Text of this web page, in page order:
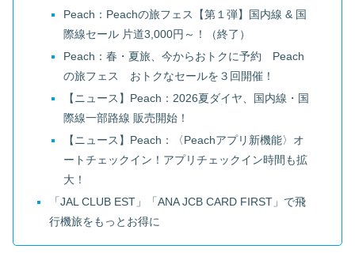
Peach：Peachの旅フェス【第１弾】国内線 & 国
際線セール 片道3,000円～！（終了）
Peach：春・夏旅、今からおトクに予約 Peach
の旅フェス おトクなセールを３回開催！
【ニュース】Peach：2026夏ダイヤ、国内線・国
際線一部路線 販売開始！
【ニュース】Peach：〈Peachアプリ新機能〉オ
ートチェックイン！アプリチェックイン時間も拡
大！
「JAL CLUB EST」「ANA JCB CARD FIRST」で飛
行機旅をもっとお得に